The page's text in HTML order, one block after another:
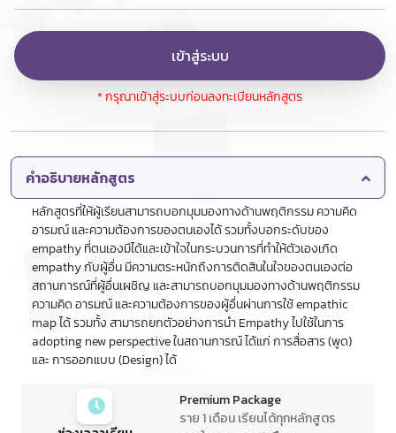
คำอธิบายหลักสูตร
หลักสูตรที่ให้ผู้เรียนสามารถบอกมุมมองทางด้านพฤติกรรม ความคิด
อารมณ์ และความต้องการของตนเองได้ รวมทั้งบอกระดับของ
empathy ที่ตนเองมีได้และเข้าใจในกระบวนการที่ทำให้ตัวเองเกิด
empathy กับผู้อื่น มีความตระหนักถึงการติดสินในใจของตนเองต่อ
สถานการณ์ที่ผู้อื่นเผชิญ และสามารถบอกมุมมองทางด้านพฤติกรรม
ความคิด อารมณ์ และความต้องการของผู้อื่นผ่านการใช้ empathic
map ได้ รวมทั้ง สามารถยกตัวอย่างการนำ Empathy ไปใช้ในการ
adopting new perspective ในสถานการณ์ ได้แก่ การสื่อสาร (พูด)
และ การออกแบบ (Design) ได้
Premium Package
ราย 1 เดือน เรียนได้ทุกหลักสูตร
เข้าสู่ระบบ
* กรุณาเข้าสู่ระบบก่อนลงทะเบียนหลักสูตร